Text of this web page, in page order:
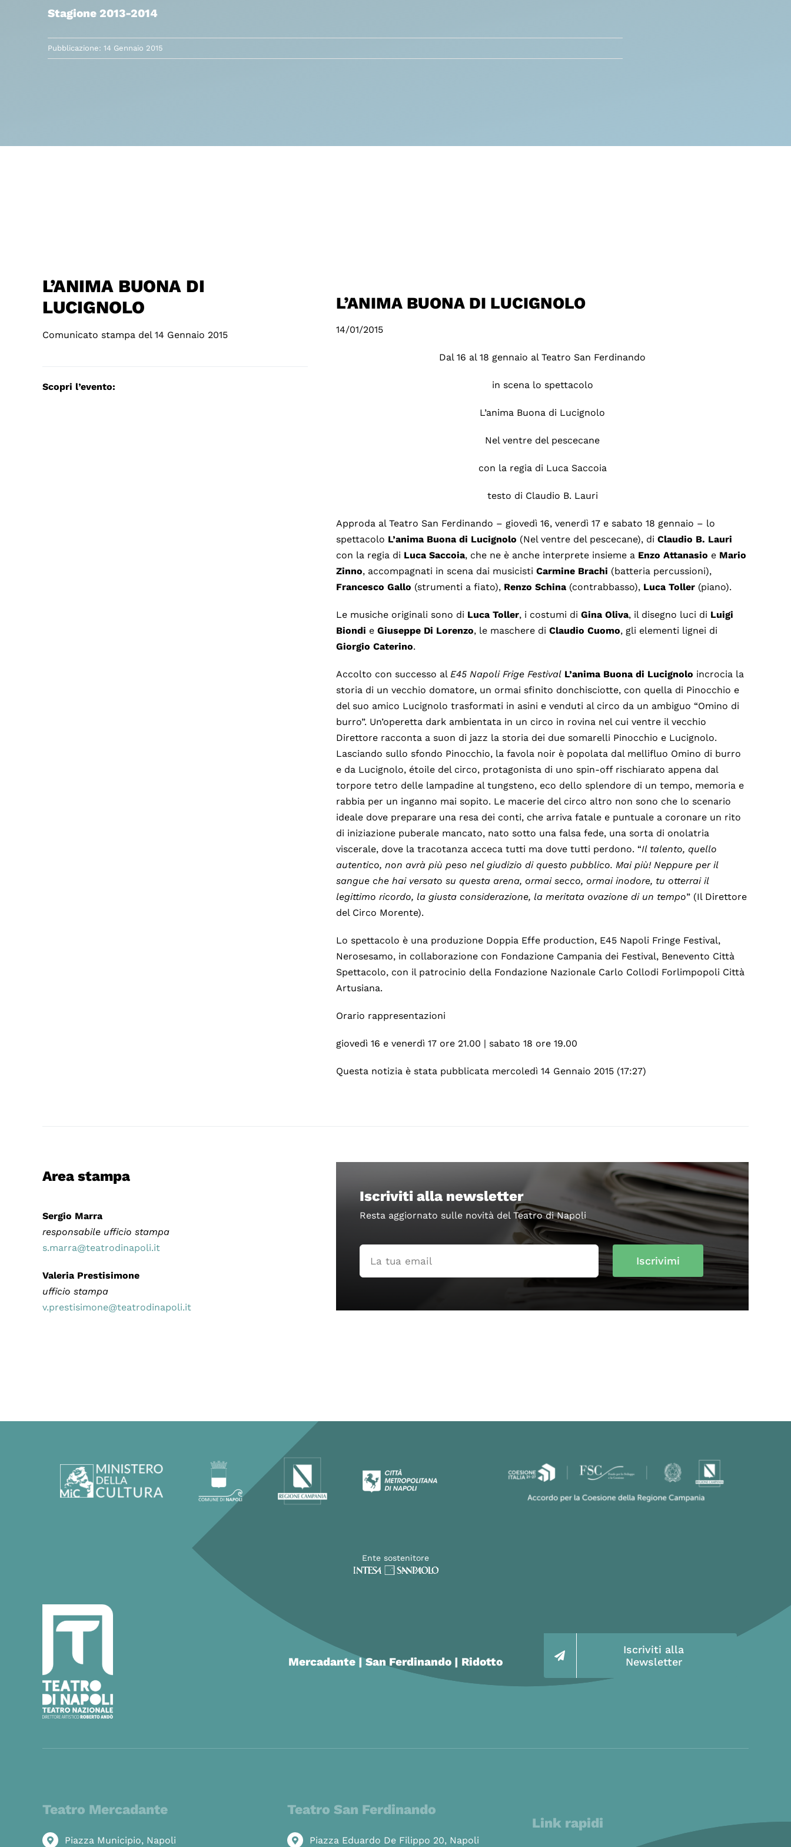
Stagione 2013-2014
Pubblicazione: 14 Gennaio 2015
L’ANIMA BUONA DI
LUCIGNOLO
Comunicato stampa del 14 Gennaio 2015
Scopri l’evento:
L’ANIMA BUONA DI LUCIGNOLO
14/01/2015
Dal 16 al 18 gennaio al Teatro San Ferdinando
in scena lo spettacolo
L’anima Buona di Lucignolo
Nel ventre del pescecane
con la regia di Luca Saccoia
testo di Claudio B. Lauri
Approda al Teatro San Ferdinando – giovedì 16, venerdì 17 e sabato 18 gennaio – lo
spettacolo L’anima Buona di Lucignolo (Nel ventre del pescecane), diClaudio B. Lauri
con la regia di Luca Saccoia, che ne è anche interprete insieme a Enzo Attanasio e Mario
Zinno, accompagnati in scena dai musicistiCarmine Brachi (batteria percussioni),
Francesco Gallo (strumenti a fiato), Renzo Schina (contrabbasso), Luca Toller (piano).
Le musiche originali sono di Luca Toller, i costumi diGina Oliva, il disegno luci di Luigi
Biondi e Giuseppe Di Lorenzo, le maschere diClaudio Cuomo, gli elementi lignei di
Giorgio Caterino.
Accolto con successo alE45 Napoli Frige Festival L’anima Buona di Lucignolo incrocia la
storia di un vecchio domatore, un ormai sfinito donchisciotte, con quella di Pinocchio e
del suo amico Lucignolo trasformati in asini e venduti al circo da un ambiguo “Omino di
burro”. Un’operetta dark ambientata in un circo in rovina nel cui ventre il vecchio
Direttore racconta a suon di jazz la storia dei due somarelli Pinocchio e Lucignolo.
Lasciando sullo sfondo Pinocchio, la favola noir è popolata dal mellifluo Omino di burro
e da Lucignolo, étoile del circo, protagonista di uno spin-off rischiarato appena dal
torpore tetro delle lampadine al tungsteno, eco dello splendore di un tempo, memoria e
rabbia per un inganno mai sopito. Le macerie del circo altro non sono che lo scenario
ideale dove preparare una resa dei conti, che arriva fatale e puntuale a coronare un rito
di iniziazione puberale mancato, nato sotto una falsa fede, una sorta di onolatria
viscerale, dove la tracotanza acceca tutti ma dove tutti perdono. “Il talento, quello
autentico, non avrà più peso nel giudizio di questo pubblico. Mai più! Neppure per il
sangue che hai versato su questa arena, ormai secco, ormai inodore, tu otterrai il
legittimo ricordo, la giusta considerazione, la meritata ovazione di un tempo” (Il Direttore
del Circo Morente).
Lo spettacolo è una produzione Doppia Effe production, E45 Napoli Fringe Festival,
Nerosesamo, in collaborazione con Fondazione Campania dei Festival, Benevento Città
Spettacolo, con il patrocinio della Fondazione Nazionale Carlo Collodi Forlimpopoli Città
Artusiana.
Orario rappresentazioni
giovedì 16 e venerdì 17 ore 21.00 | sabato 18 ore 19.00
Questa notizia è stata pubblicata mercoledì 14 Gennaio 2015 (17:27)
Area stampa
Sergio Marra
responsabile ufficio stampa
s.marra@teatrodinapoli.it
Valeria Prestisimone
ufficio stampa
v.prestisimone@teatrodinapoli.it
Iscriviti alla newsletter
Resta aggiornato sulle novità del Teatro di Napoli
Iscrivimi
Ente sostenitore
Mercadante | San Ferdinando | Ridotto
Iscriviti alla
Newsletter
Teatro Mercadante
Piazza Municipio, Napoli
Teatro San Ferdinando
Piazza Eduardo De Filippo 20, Napoli
Link rapidi